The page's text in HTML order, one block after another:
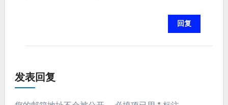
回复
发表回复